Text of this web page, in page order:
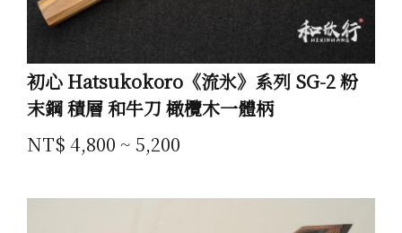
初心 Hatsukokoro《流氷》系列 SG-2 粉
末鋼 積層 和牛刀 橄欖木一體柄
NT$ 4,800 ~ 5,200